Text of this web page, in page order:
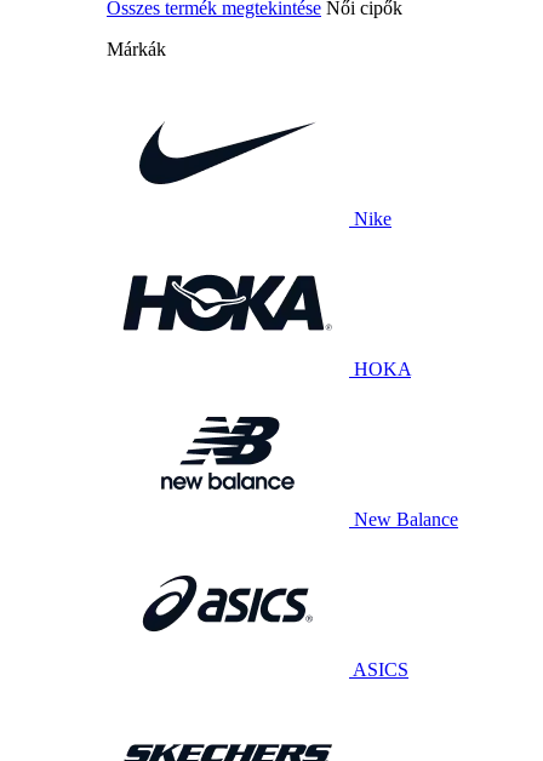
Összes termék megtekintése Női cipők
Márkák
Nike
HOKA
New Balance
ASICS